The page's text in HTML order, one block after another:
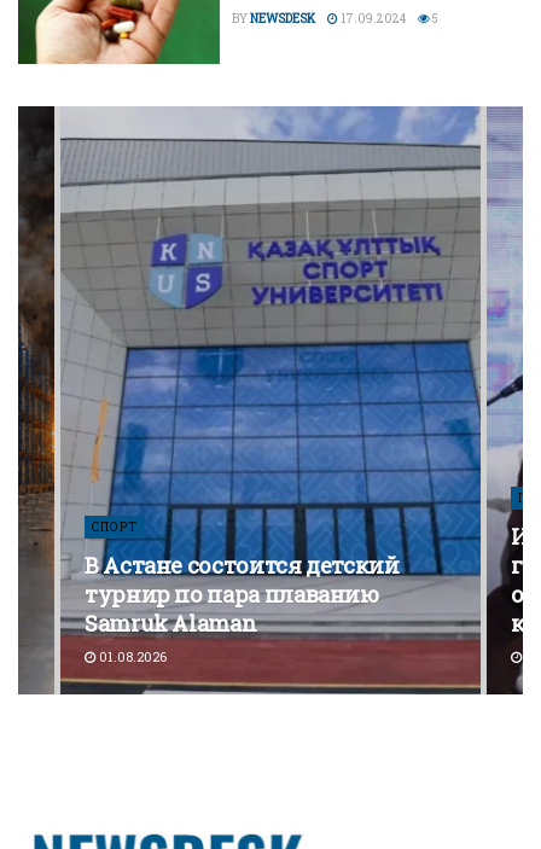
BYNEWSDESK 17.09.2024 5
СПОРТ
В Астане состоится детский
турнир по пара плаванию
Samruk Alaman
01.08.2026